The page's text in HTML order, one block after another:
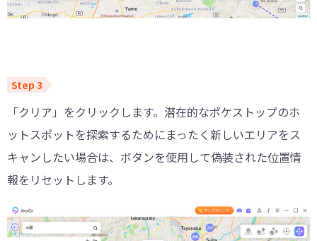
「クリア」をクリックします。潜在的なポケストップのホ
ットスポットを探索するためにまったく新しいエリアをス
キャンしたい場合は、ボタンを使用して偽装された位置情
報をリセットします。